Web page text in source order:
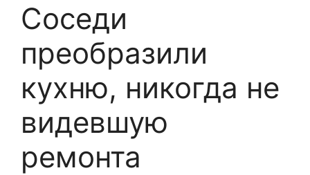
Соседи
преобразили
кухню, никогда не
видевшую
ремонта